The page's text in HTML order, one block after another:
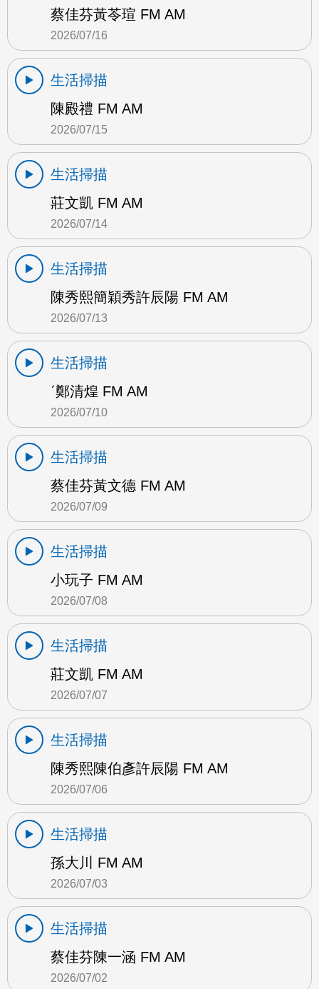
蔡佳芬黃苓瑄 FM AM
2026/07/16
生活掃描
陳殿禮 FM AM
2026/07/15
生活掃描
莊文凱 FM AM
2026/07/14
生活掃描
陳秀熙簡穎秀許辰陽 FM AM
2026/07/13
生活掃描
ˊ鄭清煌 FM AM
2026/07/10
生活掃描
蔡佳芬黃文德 FM AM
2026/07/09
生活掃描
小玩子 FM AM
2026/07/08
生活掃描
莊文凱 FM AM
2026/07/07
生活掃描
陳秀熙陳伯彥許辰陽 FM AM
2026/07/06
生活掃描
孫大川 FM AM
2026/07/03
生活掃描
蔡佳芬陳一涵 FM AM
2026/07/02